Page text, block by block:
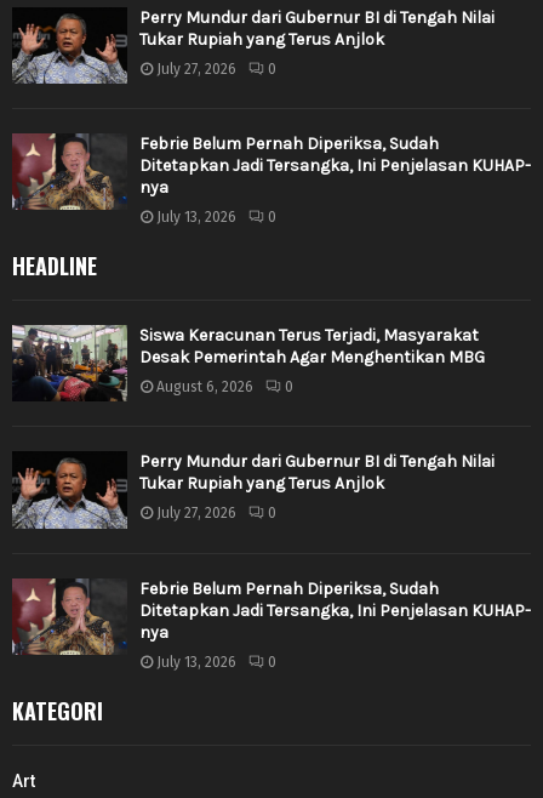
Perry Mundur dari Gubernur BI di Tengah Nilai
Tukar Rupiah yang Terus Anjlok
July 27, 2026 0
Febrie Belum Pernah Diperiksa, Sudah
Ditetapkan Jadi Tersangka, Ini Penjelasan KUHAP-
nya
July 13, 2026 0
HEADLINE
Siswa Keracunan Terus Terjadi, Masyarakat
Desak Pemerintah Agar Menghentikan MBG
August 6, 2026 0
Perry Mundur dari Gubernur BI di Tengah Nilai
Tukar Rupiah yang Terus Anjlok
July 27, 2026 0
Febrie Belum Pernah Diperiksa, Sudah
Ditetapkan Jadi Tersangka, Ini Penjelasan KUHAP-
nya
July 13, 2026 0
KATEGORI
Art